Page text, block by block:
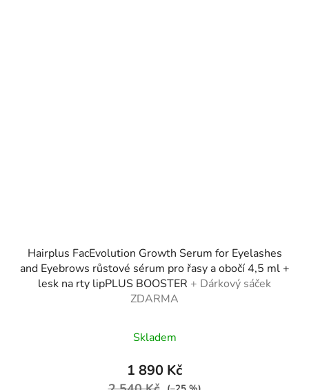
Hairplus FacEvolution Growth Serum for Eyelashes
and Eyebrows růstové sérum pro řasy a obočí 4,5 ml +
lesk na rty lipPLUS BOOSTER + Dárkový sáček
ZDARMA
Skladem
1 890 Kč